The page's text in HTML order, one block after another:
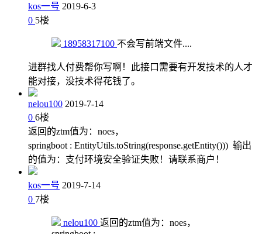
kos一号 2019-6-3
0 5楼
18958317100 不会写前端文件....
进群找人付费帮你写啊！此接口需要有开发技术的人才
能对接，没技术得花钱了。
nelou100 2019-7-14
0 6楼
返回的ztm值为：noes，
springboot : EntityUtils.toString(response.getEntity())) 输出
的值为：支付环境安全验证失败！请联系商户！
kos一号 2019-7-14
0 7楼
nelou100 返回的ztm值为：noes，